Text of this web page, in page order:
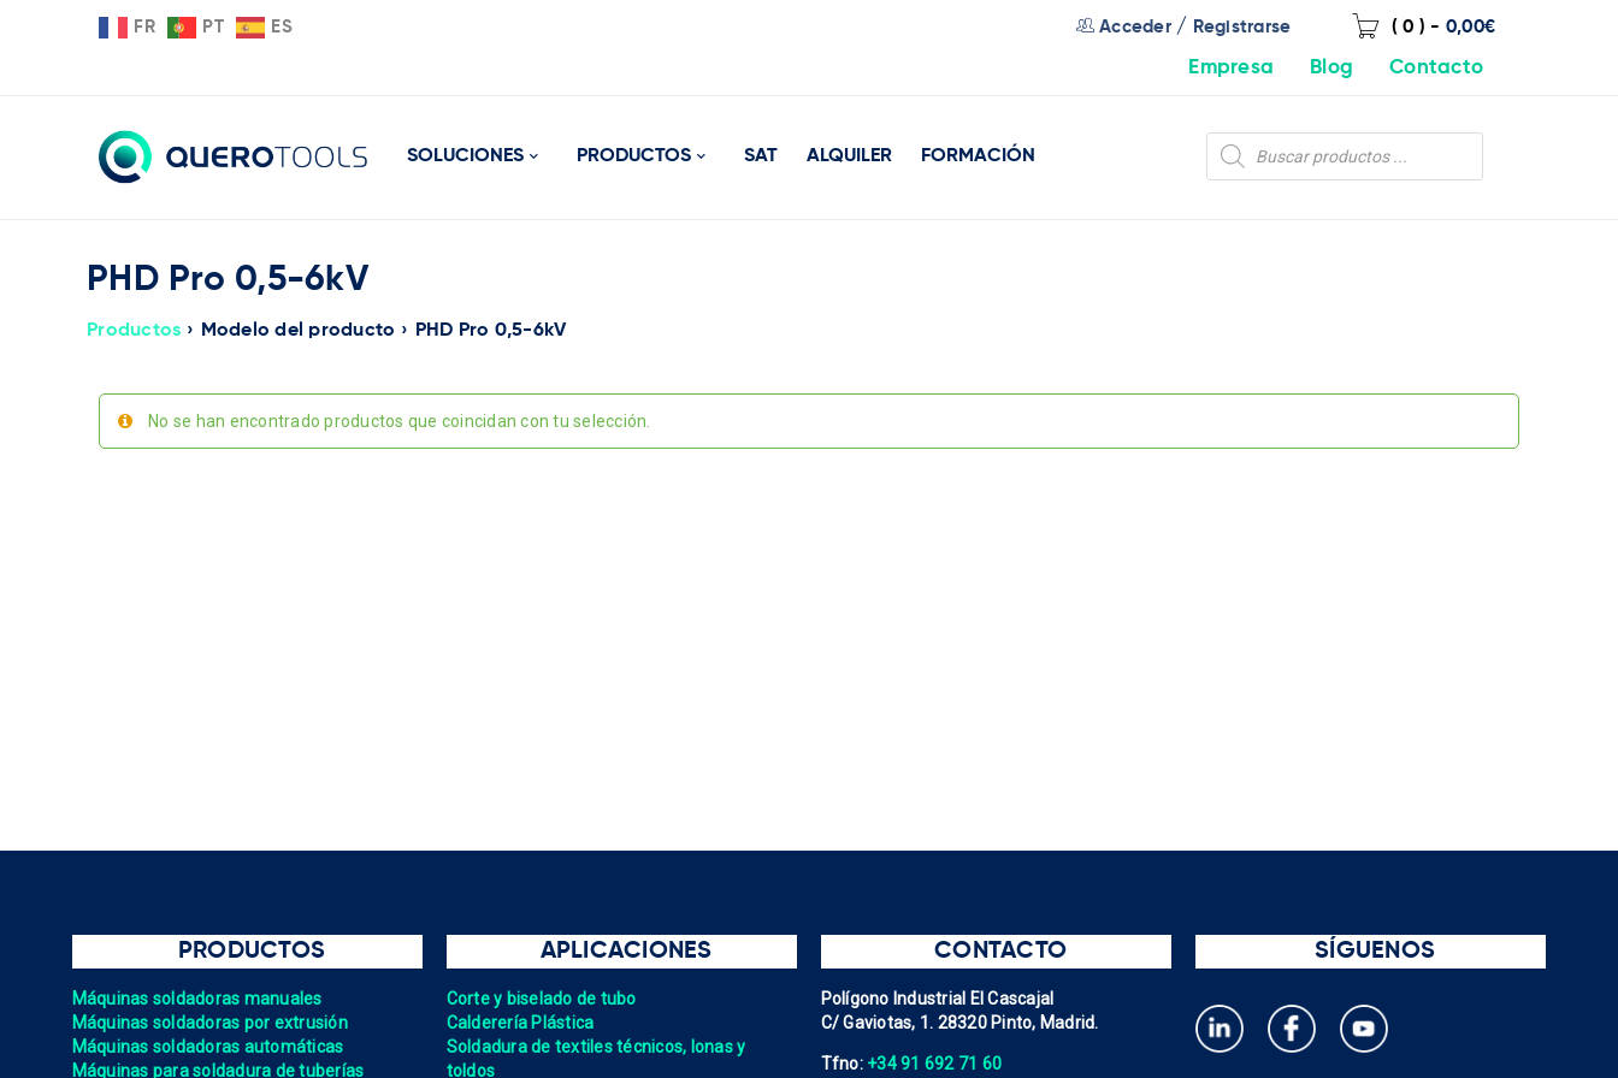
FR PT ES ( 0 ) - 0,00€
Acceder/ Registrarse
Empresa Blog Contacto
SOLUCIONES PRODUCTOS SAT ALQUILER FORMACIÓN
PHD Pro 0,5-6kV
Productos › Modelo del producto › PHD Pro 0,5-6kV
No se han encontrado productos que coincidan con tu selección.
PRODUCTOS
Máquinas soldadoras manuales
Máquinas soldadoras por extrusión
Máquinas soldadoras automáticas
Máquinas para soldadura de tuberías
APLICACIONES
Corte y biselado de tubo
Calderería Plástica
Soldadura de textiles técnicos, lonas y
toldos
CONTACTO
Polígono Industrial El Cascajal
C/ Gaviotas, 1. 28320 Pinto, Madrid.
Tfno: +34 91 692 71 60
SÍGUENOS